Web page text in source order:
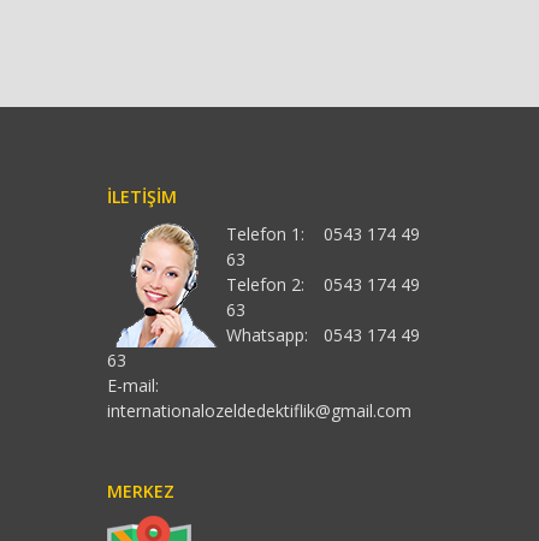
İLETIŞIM
Telefon 1:
0543 174 49
63
Telefon 2:
0543 174 49
63
Whatsapp:
0543 174 49
63
E-mail:
internationalozeldedektiflik@gmail.com
MERKEZ